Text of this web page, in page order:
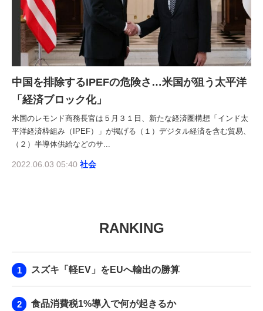
ADOPTABLE DOG JOURNAL
中国を排除するIPEFの危険さ…米国が狙う太平洋
「経済ブロック化」
米国のレモンド商務長官は５月３１日、新たな経済圏構想「インド太
平洋経済枠組み（IPEF）」が掲げる（１）デジタル経済を含む貿易、
（２）半導体供給などのサ...
2022.06.03 05:40 社会
RANKING
スズキ「軽EV」をEUへ輸出の勝算
食品消費税1%導入で何が起きるか